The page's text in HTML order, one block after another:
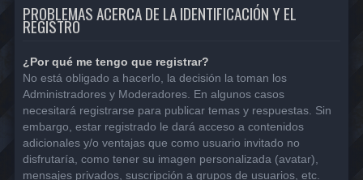
PROBLEMAS ACERCA DE LA IDENTIFICACIÓN Y EL
REGISTRO
¿Por qué me tengo que registrar?
No está obligado a hacerlo, la decisión la toman los
Administradores y Moderadores. En algunos casos
necesitará registrarse para publicar temas y respuestas. Sin
embargo, estar registrado le dará acceso a contenidos
adicionales y/o ventajas que como usuario invitado no
disfrutaría, como tener su imagen personalizada (avatar),
mensajes privados, suscripción a grupos de usuarios, etc.